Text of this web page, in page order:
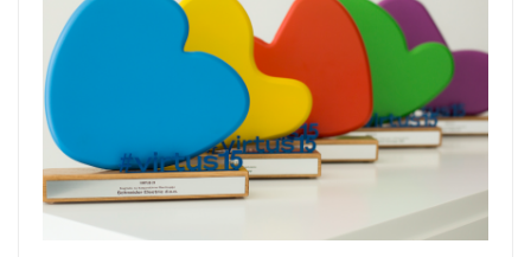
za filantropiju
15.png